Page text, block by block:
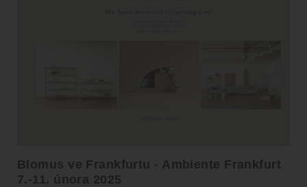
Blomus ve Frankfurtu - Ambiente Frankfurt
7.-11. února 2025